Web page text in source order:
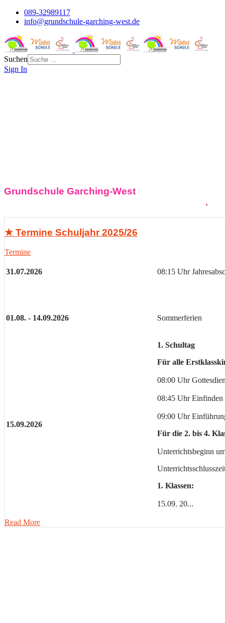
089-32989117
info@grundschule-garching-west.de
Suchen
Sign In
Grundschule Garching-West
.
★ Termine Schuljahr 2025/26
Termine
31.07.2026 08:15 Uhr
01.08. - 14.09.2026 Sommerferien
15.09.2026
1. Schultag
Für alle
08:00 Uhr
08:45 Uhr Einfinden
09:00 Uhr
Für die 2. bis 4.
Unterrichtsbeginn
1. Klassen:
15.09. 20...
Read More